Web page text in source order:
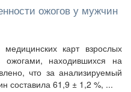
ожогов у мужчин
карт взрослых
находившихся на
что за анализируемый
составила 61,9 ± 1,2 %, ...